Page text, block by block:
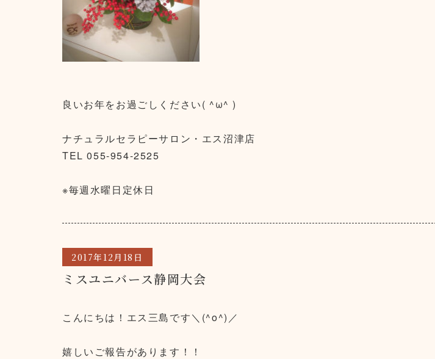
良いお年をお過ごしください( ^ω^ )
ナチュラルセラピーサロン・エス沼津店
TEL 055-954-2525
※毎週水曜日定休日
2017年12月18日
ミスユニバース静岡大会
こんにちは！エス三島です＼(^o^)／
嬉しいご報告があります！！